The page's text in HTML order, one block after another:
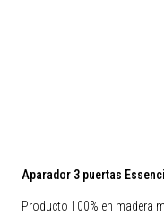
Aparador 3 puertas
Producto 100% en madera